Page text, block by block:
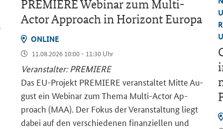
PRE­MIE­RE We­bi­nar zum Multi-
Actor Approachin Ho­ri­zont Eu­ro­pa
ON­LINE
11.08.2026 10:00 - 11:30 Uhr
Ver­an­stal­ter: PRE­MIE­RE
Das EU-​Projekt PRE­MIE­RE ver­an­stal­tet Mitte Au­
gust ein We­bi­nar zum Thema Multi-​Actor Ap­
proach (MAA). Der Fokus der Ver­an­stal­tung liegt
dabei auf den ver­schie­de­nen fi­nan­zi­el­len und